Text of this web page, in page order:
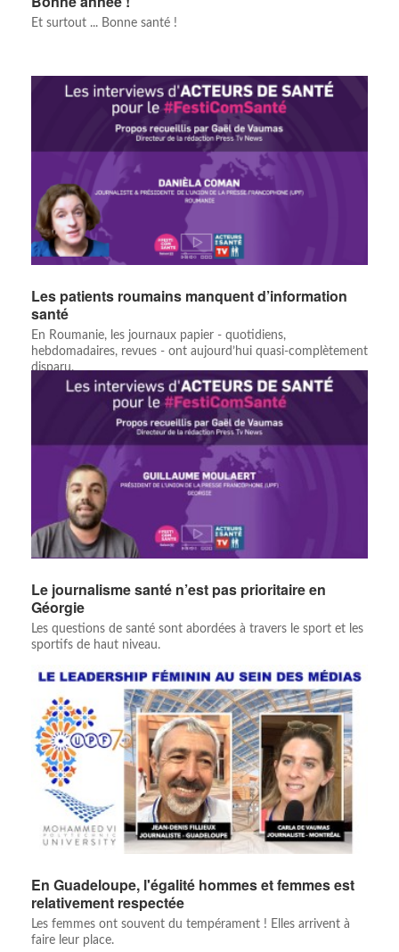
Et surtout ... Bonne santé !
Les patients roumains manquent d’information
santé
En Roumanie, les journaux papier - quotidiens,
hebdomadaires, revues - ont aujourd’hui quasi-complètement
disparu.
Le journalisme santé n’est pas prioritaire en
Géorgie
Les questions de santé sont abordées à travers le sport et les
sportifs de haut niveau.
En Guadeloupe, l'égalité hommes et femmes est
relativement respectée
Les femmes ont souvent du tempérament ! Elles arrivent à
faire leur place.